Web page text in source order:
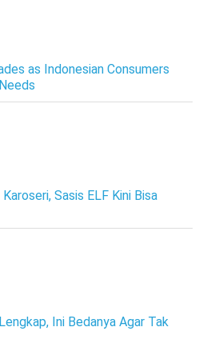
as Indonesian Consumers
Sasis ELF Kini Bisa
Ini Bedanya Agar Tak